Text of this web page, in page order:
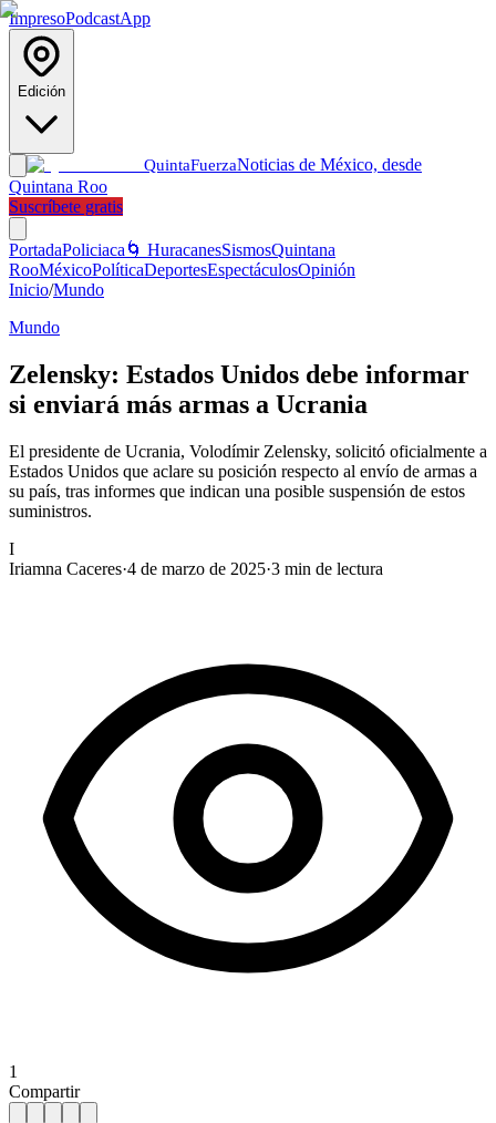
ImpresoPodcastApp
Edición
QuintaFuerzaNoticias de México, desde
Quintana Roo
Suscríbete gratis
PortadaPoliciaca 🌀 HuracanesSismosQuintana
RooMéxicoPolíticaDeportesEspectáculosOpinión
Inicio/Mundo
Mundo
Zelensky: Estados Unidos debe informar
si enviará más armas a Ucrania
El presidente de Ucrania, Volodímir Zelensky, solicitó oficialmente a
Estados Unidos que aclare su posición respecto al envío de armas a
su país, tras informes que indican una posible suspensión de estos
suministros.
I
Iriamna Caceres·4 de marzo de 2025·3 min de lectura
1
Compartir